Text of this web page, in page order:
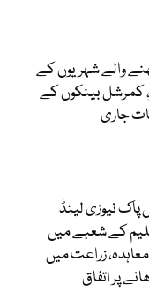
والے شہریوں کے
کمرشل بینکوں کے
جاری
نیوزی لینڈ
کے شعبے میں
زراعت میں
پر اتفاق